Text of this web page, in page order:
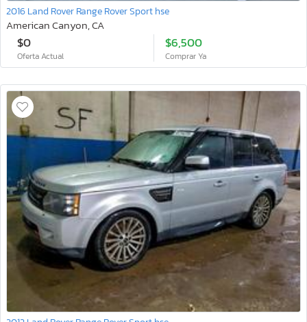
2016 Land Rover Range Rover Sport hse
American Canyon, CA
$0
Oferta Actual
$6,500
Comprar Ya